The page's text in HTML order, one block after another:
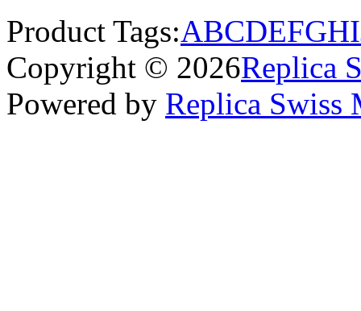
Product Tags:ABCDEFGHI
Copyright © 2026Replica
Powered by Replica Swiss